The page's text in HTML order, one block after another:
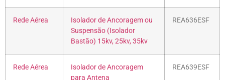
Rede Aérea
Isolador de Ancoragem ou
Suspensão (Isolador
Bastão) 15kv, 25kv, 35kv
REA636ESF
Rede Aérea
Isolador de Ancoragem
para Antena
REA639ESF